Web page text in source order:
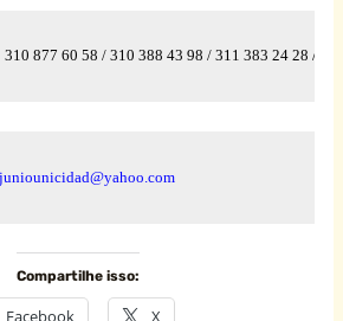
310 877 60 58 / 310 388 43 98 / 311 383 24 28 /
juniounicidad@yahoo.com
Compartilhe isso:
Facebook X